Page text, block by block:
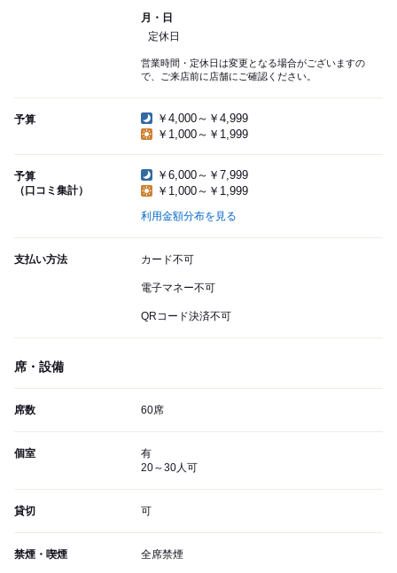
月・日
定休日
営業時間・定休日は変更となる場合がございますの
で、ご来店前に店舗にご確認ください。
予算
￥4,000～￥4,999
￥1,000～￥1,999
予算
（口コミ集計）
￥6,000～￥7,999
￥1,000～￥1,999
利用金額分布を見る
支払い方法 カード不可
電子マネー不可
QRコード決済不可
席・設備
席数 60席
個室
有
20～30人可
貸切 可
禁煙・喫煙 全席禁煙